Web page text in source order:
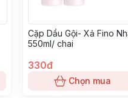
Cặp Dầu Gội- Xả Fino
550ml/ chai
330đ
Chọn mua